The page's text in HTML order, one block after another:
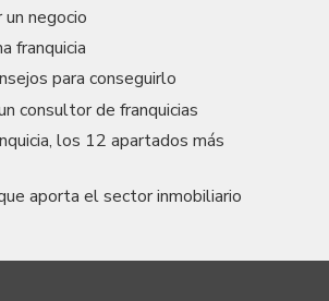
un negocio
franquicia
para conseguirlo
consultor de franquicias
los 12 apartados más
aporta el sector inmobiliario